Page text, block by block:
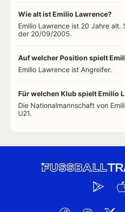
Wie alt ist Emilio Lawrence?
Emilio Lawrence ist 20 Jahre alt.
der 20/09/2005.
Auf welcher Position spielt
Emilio Lawrence ist Angreifer.
Für welchen Klub spielt Emilio
Die Nationalmannschaft von
U21.